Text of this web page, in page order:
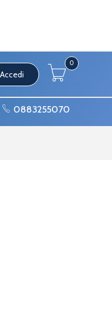
Accedi
0
0883255070